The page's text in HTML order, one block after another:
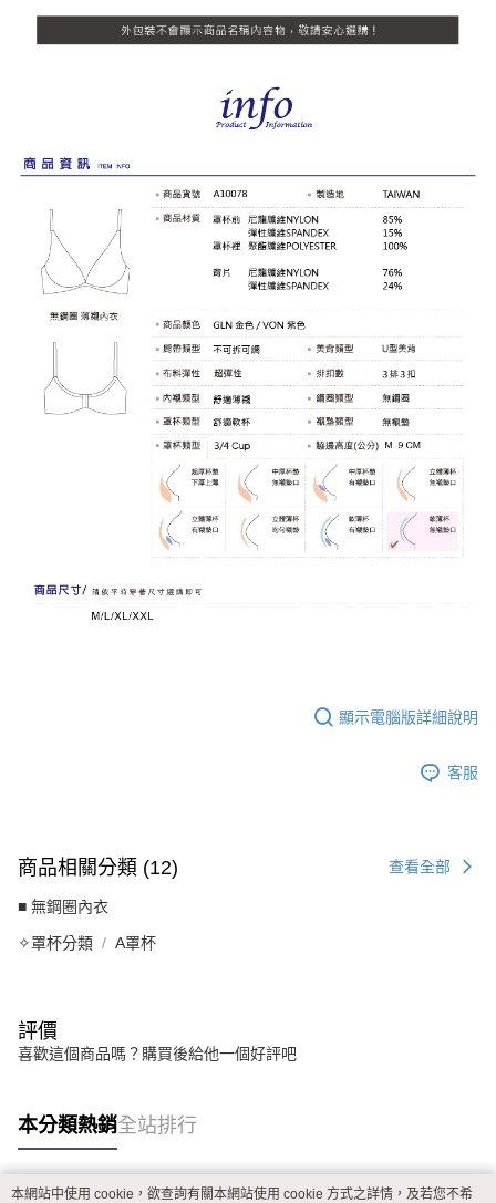
顯示電腦版詳細說明
客服
商品相關分類 (12) 查看全部
■ 無鋼圈內衣
✧罩杯分類 A罩杯
評價
喜歡這個商品嗎？購買後給他一個好評吧
本分類熱銷全站排行
本網站中使用 cookie，欲查詢有關本網站使用 cookie 方式之詳情，及若您不希